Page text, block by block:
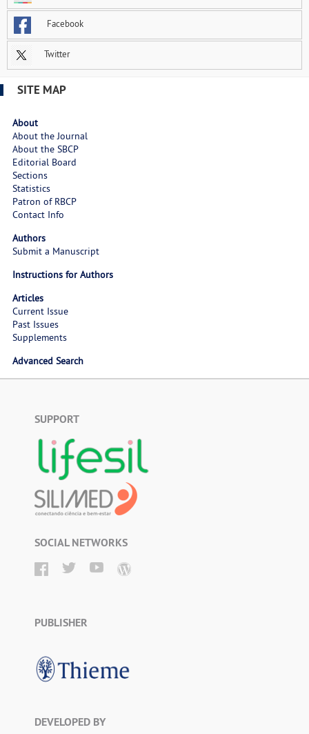
Facebook
Twitter
SITE MAP
About
About the Journal
About the SBCP
Editorial Board
Sections
Statistics
Patron of RBCP
Contact Info
Authors
Submit a Manuscript
Instructions for Authors
Articles
Current Issue
Past Issues
Supplements
Advanced Search
SUPPORT
SOCIAL NETWORKS
PUBLISHER
DEVELOPED BY